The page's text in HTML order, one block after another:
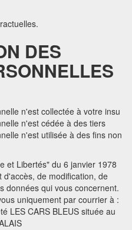
DES
n'est collectée à votre insu
n'est cédée à des tiers
n'est utilisée à des fins non
et Libertés" du 6 janvier 1978
de modification, de
données qui vous concernent.
uniquement par courrier à :
LES CARS BLEUS située au